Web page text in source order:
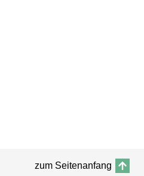
zum Seitenanfang